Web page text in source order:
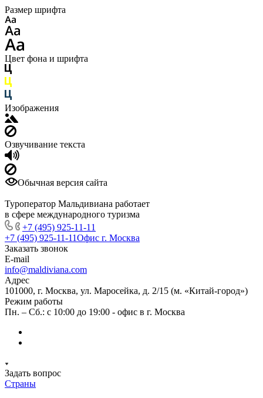
Размер шрифта
Цвет фона и шрифта
Изображения
Озвучивание текста
Обычная версия сайта
Туроператор Мальдивиана работает
в сфере международного туризма
+7 (495) 925-11-11
+7 (495) 925-11-11Офис г. Москва
Заказать звонок
E-mail
info@maldiviana.com
Адрес
101000, г. Москва, ул. Маросейка, д. 2/15 (м. «Китай-город»)
Режим работы
Пн. – Сб.: с 10:00 до 19:00 - офис в г. Москва
Задать вопрос
Страны